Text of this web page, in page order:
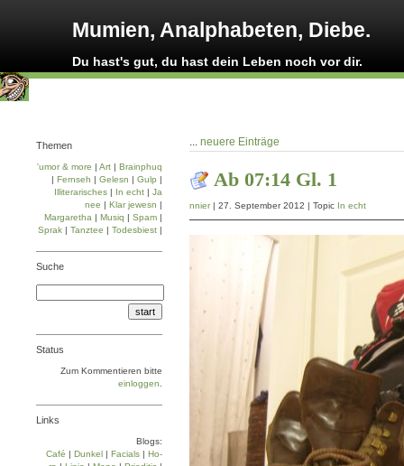
Mumien, Analphabeten, Diebe.
Du hast's gut, du hast dein Leben noch vor dir.
... neuere Einträge
Ab 07:14 Gl. 1
nnier| 27. September 2012 | Topic In echt
Themen
'umor & more | Art | Brainphuq
| Fernseh | Gelesn | Gulp |
Illiterarisches | In echt | Ja
nee | Klar jewesn |
Margaretha | Musiq | Spam |
Sprak | Tanztee | Todesbiest |
Suche
Status
Zum Kommentieren bitte
einloggen
Links
Blogs:
Café | Dun­kel | Facials | Ho­